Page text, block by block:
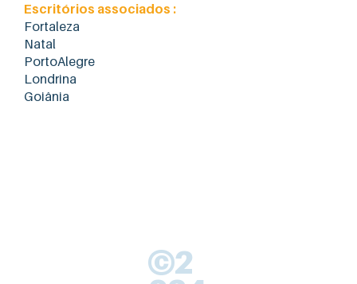
Escritórios associados :
Fortaleza
Natal
​PortoAlegre
Londrina
Goiânia
©2